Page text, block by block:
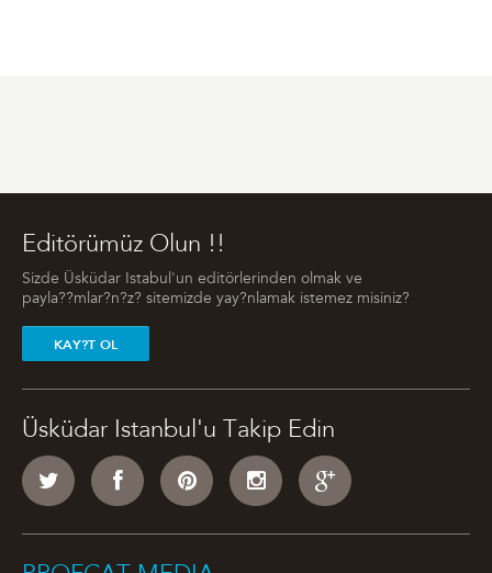
Editörümüz Olun !!
Sizde Üsküdar Istabul'un editörlerinden olmak ve
payla??mlar?n?z? sitemizde yay?nlamak istemez misiniz?
KAY?T OL
Üsküdar Istanbul'u Takip Edin